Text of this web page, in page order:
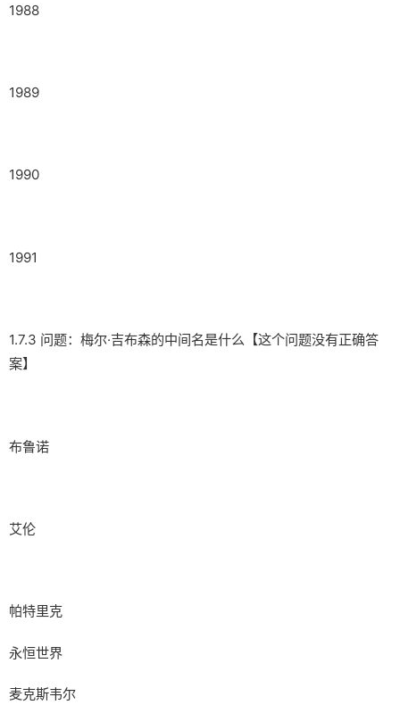
1988
1989
1990
1991
1.7.3 问题：梅尔·吉布森的中间名是什么【这个问题没有正确答
案】
布鲁诺
艾伦
帕特里克
永恒世界
麦克斯韦尔